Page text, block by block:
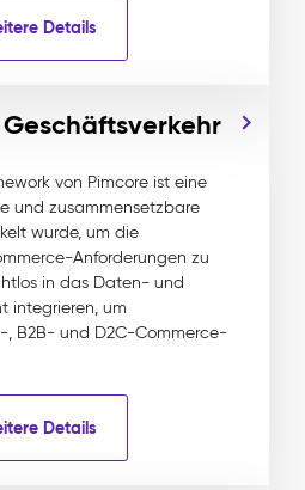
Details
von Pimcore ist eine
und zusammensetzbare
wurde, um die
Anforderungen zu
in das Daten- und
integrieren, um
, B2B- und D2C-Commerce-
Details